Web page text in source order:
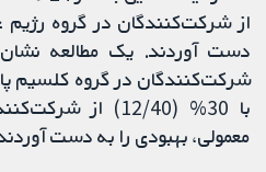
از شرکت‌کنندگان در گروه رژیم
با 30% (12/40) از
معمولی، بهبودی را به دست